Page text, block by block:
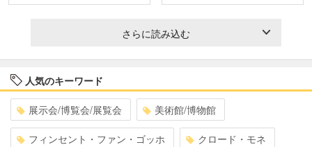
さらに読み込む
人気のキーワード
展示会/博覧会/展覧会 美術館/博物館
フィンセント・ファン・ゴッホ クロード・モネ